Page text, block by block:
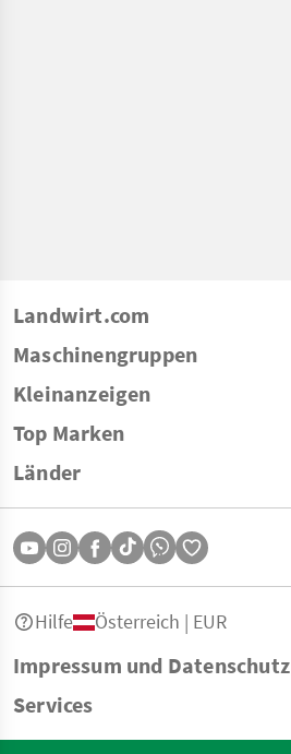
Landwirt.com
Maschinengruppen
Kleinanzeigen
Top Marken
Länder
Impressum und Datenschutz
Services
Hilfe Österreich | EUR